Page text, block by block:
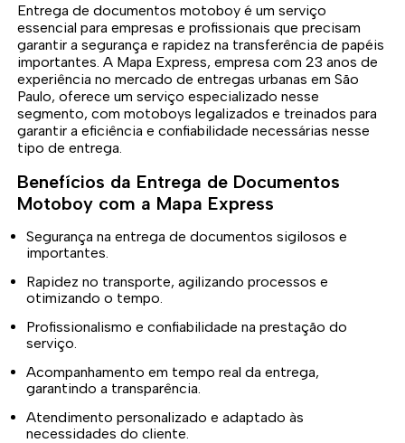
Entrega de documentos motoboy é um serviço
essencial para empresas e profissionais que precisam
garantir a segurança e rapidez na transferência de papéis
importantes. A Mapa Express, empresa com 23 anos de
experiência no mercado de entregas urbanas em São
Paulo, oferece um serviço especializado nesse
segmento, com motoboys legalizados e treinados para
garantir a eficiência e confiabilidade necessárias nesse
tipo de entrega.
Benefícios da Entrega de Documentos
Motoboy com a Mapa Express
Segurança na entrega de documentos sigilosos e
importantes.
Rapidez no transporte, agilizando processos e
otimizando o tempo.
Profissionalismo e confiabilidade na prestação do
serviço.
Acompanhamento em tempo real da entrega,
garantindo a transparência.
Atendimento personalizado e adaptado às
necessidades do cliente.